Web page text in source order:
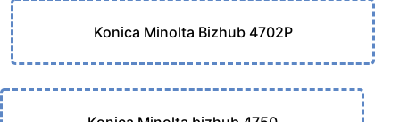
Konica Minolta Bizhub 4702P